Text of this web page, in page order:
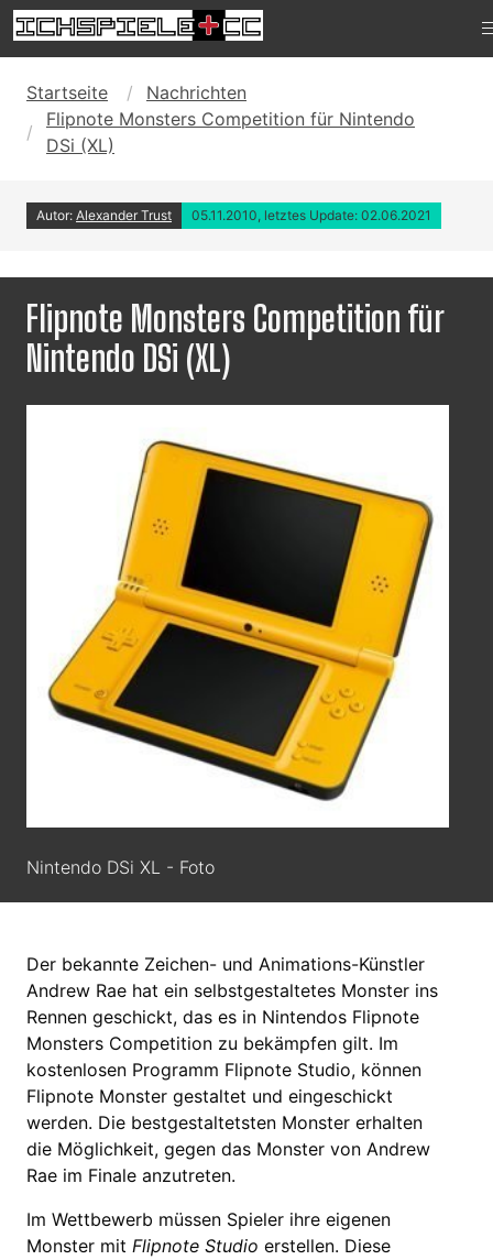
Startseite
Nachrichten
Flipnote Monsters Competition für Nintendo
DSi (XL)
Autor: Alexander Trust 05.11.2010, letztes Update: 02.06.2021
Flipnote Monsters Competition für
Nintendo DSi (XL)
Nintendo DSi XL - Foto
Der bekannte Zeichen- und Animations-Künstler
Andrew Rae hat ein selbstgestaltetes Monster ins
Rennen geschickt, das es in Nintendos Flipnote
Monsters Competition zu bekämpfen gilt. Im
kostenlosen Programm Flipnote Studio, können
Flipnote Monster gestaltet und eingeschickt
werden. Die bestgestaltetsten Monster erhalten
die Möglichkeit, gegen das Monster von Andrew
Rae im Finale anzutreten.
Im Wettbewerb müssen Spieler ihre eigenen
Monster mit Flipnote Studio erstellen. Diese